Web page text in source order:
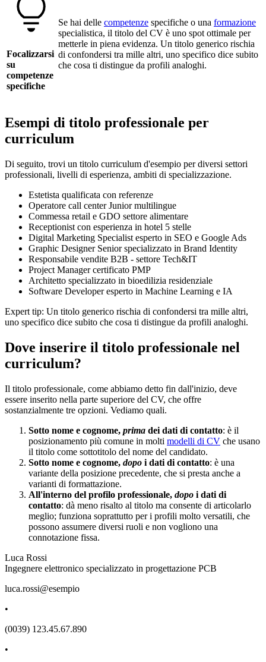
Focalizzarsi
su
competenze
specifiche
Se hai delle competenze specifiche o una formazione
specialistica, il titolo del CV è uno spot ottimale per
metterle in piena evidenza. Un titolo generico rischia
di confondersi tra mille altri, uno specifico dice subito
che cosa ti distingue da profili analoghi.
Esempi di titolo professionale per
curriculum
Di seguito, trovi un titolo curriculum d'esempio per diversi settori
professionali, livelli di esperienza, ambiti di specializzazione.
Estetista qualificata con referenze
Operatore call center Junior multilingue
Commessa retail e GDO settore alimentare
Receptionist con esperienza in hotel 5 stelle
Digital Marketing Specialist esperto in SEO e Google Ads
Graphic Designer Senior specializzato in Brand Identity
Responsabile vendite B2B - settore Tech&IT
Project Manager certificato PMP
Architetto specializzato in bioedilizia residenziale
Software Developer esperto in Machine Learning e IA
Expert tip: Un titolo generico rischia di confondersi tra mille altri,
uno specifico dice subito che cosa ti distingue da profili analoghi.
Dove inserire il titolo professionale nel
curriculum?
Il titolo professionale, come abbiamo detto fin dall'inizio, deve
essere inserito nella parte superiore del CV, che offre
sostanzialmente tre opzioni. Vediamo quali.
Sotto nome e cognome, prima dei dati di contatto: è il
posizionamento più comune in molti modelli di CV che usano
il titolo come sottotitolo del nome del candidato.
Sotto nome e cognome, dopo i dati di contatto: è una
variante della posizione precedente, che si presta anche a
varianti di formattazione.
All'interno del profilo professionale, dopo i dati di
contatto: dà meno risalto al titolo ma consente di articolarlo
meglio; funziona soprattutto per i profili molto versatili, che
possono assumere diversi ruoli e non vogliono una
connotazione fissa.
Luca Rossi
Ingegnere elettronico specializzato in progettazione PCB
luca.rossi@esempio
•
(0039) 123.45.67.890
•